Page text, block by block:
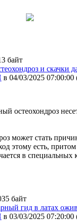
байт
и скачки
в 04/03/2025 07:00:00
остеохондроз
может стать
этому есть,
в
байт
гид в латах
в 03/03/2025 07:20:00